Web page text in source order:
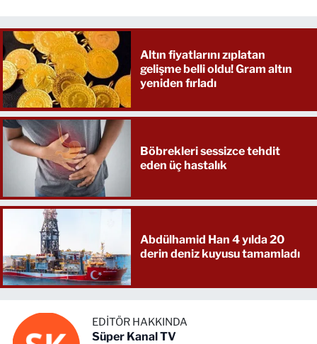
Altın fiyatlarını zıplatan
gelişme belli oldu! Gram altın
yeniden fırladı
Böbrekleri sessizce tehdit
eden üç hastalık
Abdülhamid Han 4 yılda 20
derin deniz kuyusu tamamladı
EDITÖR HAKKINDA
Süper Kanal TV